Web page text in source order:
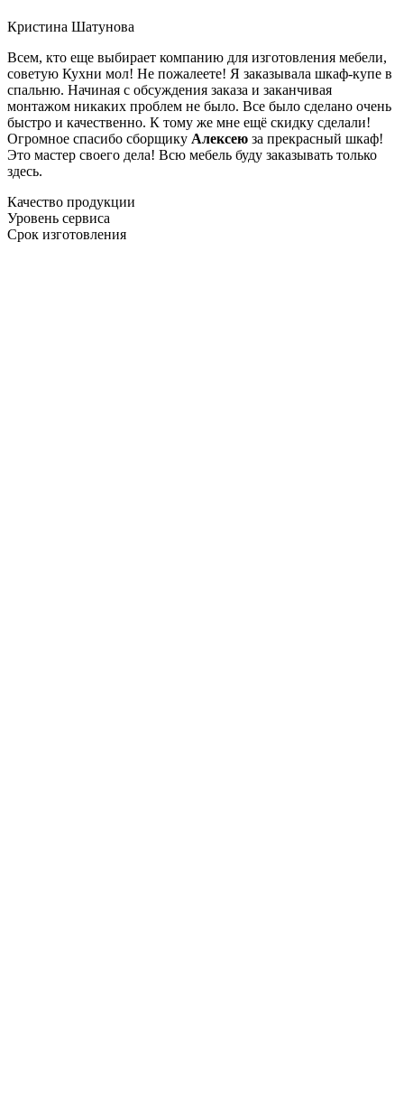
Кристина Шатунова
Всем, кто еще выбирает компанию для изготовления мебели,
советую Кухни мол! Не пожалеете! Я заказывала шкаф-купе в
спальню. Начиная с обсуждения заказа и заканчивая
монтажом никаких проблем не было. Все было сделано очень
быстро и качественно. К тому же мне ещё скидку сделали!
Огромное спасибо сборщику Алексею за прекрасный шкаф!
Это мастер своего дела! Всю мебель буду заказывать только
здесь.
Качество продукции
Уровень сервиса
Срок изготовления